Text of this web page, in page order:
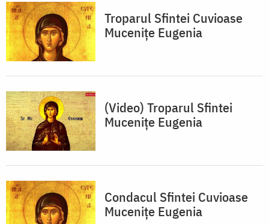
Troparul Sfintei Cuvioase
Muceniţe Eugenia
(Video) Troparul Sfintei
Mucenițe Eugenia
Condacul Sfintei Cuvioase
Muceniţe Eugenia